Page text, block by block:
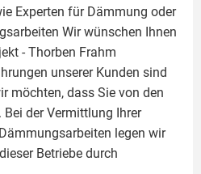
Experten für Dämmung oder
Wir wünschen Ihnen
- Thorben Frahm
unserer Kunden sind
möchten, dass Sie von den
der Vermittlung Ihrer
legen wir
Betriebe durch